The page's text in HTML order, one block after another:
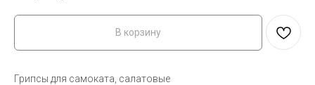
В корзину
Грипсы для самоката, салатовые